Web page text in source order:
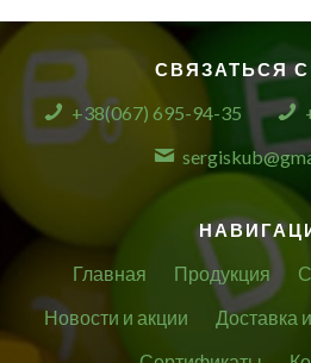
СВЯЗАТЬСЯ
+38(067) 695-94-35
Главная Продукция
Новости и акции
Доставка